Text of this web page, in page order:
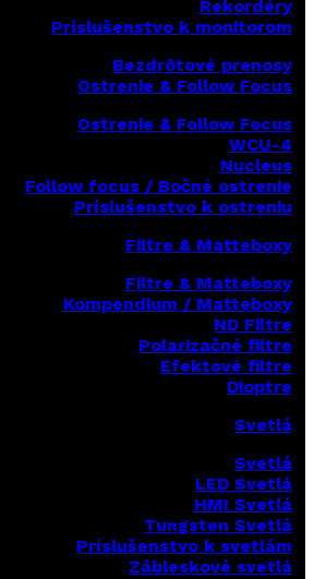
Rekordéry
Príslušenstvo k monitorom
Bezdrôtové prenosy
Ostrenie & Follow Focus
Ostrenie & Follow Focus
WCU-4
Nucleus
Follow focus / Bočné ostrenie
Príslušenstvo k ostreniu
Filtre & Matteboxy
Filtre & Matteboxy
Kompendium / Matteboxy
ND Filtre
Polarizačné filtre
Efektové filtre
Dioptre
Svetlá
Svetlá
LED Svetlá
HMI Svetlá
Tungsten Svetlá
Príslušenstvo k svetlám
Zábleskové svetlá